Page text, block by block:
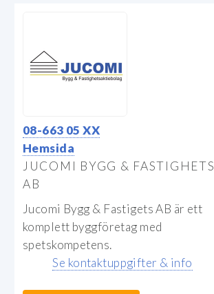
08-663 05 XX
Hemsida
JUCOMI BYGG & FASTIGHETS
AB
Jucomi Bygg & Fastigets AB är ett
komplett byggföretag med
spetskompetens.
Se kontaktuppgifter & info